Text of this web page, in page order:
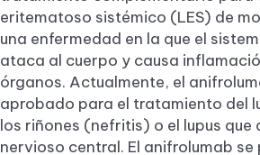
eritematoso sistémico (LES) de
una enfermedad en la que el
ataca al cuerpo y causa
órganos. Actualmente, el
aprobado para el tratamiento del
los riñones (nefritis) o el lupus
nervioso central. El anifrolumab se